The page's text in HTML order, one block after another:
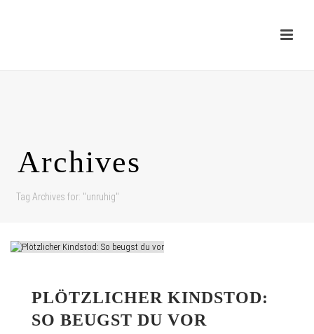
Archives
Tag Archives for: "unruhig"
PLÖTZLICHER KINDSTOD:
SO BEUGST DU VOR